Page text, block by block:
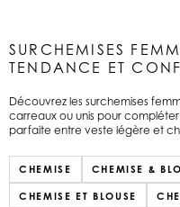
SURCHEMISES
TENDANCE ET
Découvrez les surchemises
carreaux ou unis pour
parfaite entre veste légère et
CHEMISE CHEMISE &
CHEMISE ET BLOUSE